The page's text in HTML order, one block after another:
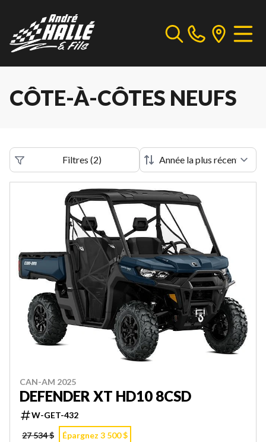
CÔTE-À-CÔTES NEUFS
Filtres (2)
CAN-AM 2025
DEFENDER XT HD10 8CSD
W-GET-432
27 534 $
Épargnez 3 500 $